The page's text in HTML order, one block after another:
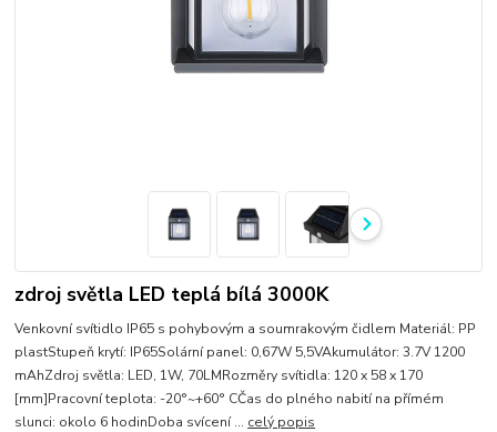
zdroj světla LED teplá bílá 3000K
Venkovní svítidlo IP65 s pohybovým a soumrakovým čidlem Materiál: PP
plastStupeň krytí: IP65Solární panel: 0,67W 5,5VAkumulátor: 3.7V 1200
mAhZdroj světla: LED, 1W, 70LMRozměry svítidla: 120 x 58 x 170
[mm]Pracovní teplota: -20°~+60° CČas do plného nabití na přímém
slunci: okolo 6 hodinDoba svícení ... celý popis